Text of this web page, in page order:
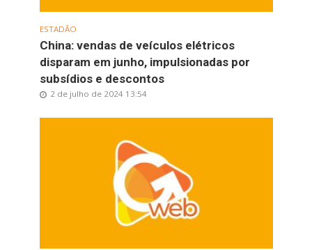
ESTADÃO
China: vendas de veículos elétricos
disparam em junho, impulsionadas por
subsídios e descontos
2 de julho de 2024 13:54